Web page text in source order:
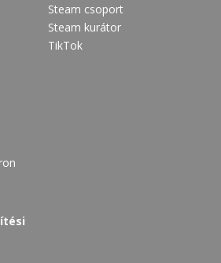
Steam csoport
Steam kurátor
TikTok